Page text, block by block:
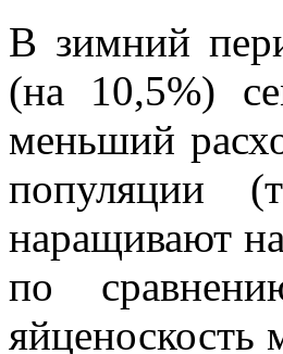
В зимний
(на 10,5%)
меньший
популяции
наращивают
по
яйценоскость